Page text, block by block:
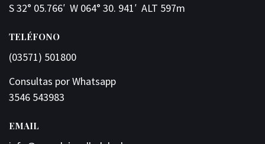
S 32° 05.766′ W 064° 30. 941′ ALT 597m
TELÉFONO
(03571) 501800
Consultas por Whatsapp
3546 543983
EMAIL